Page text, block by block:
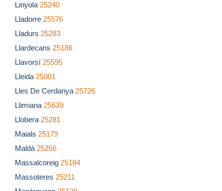
Linyola 25240
Lladorre 25576
Lladurs 25283
Llardecans 25186
Llavorsí 25595
Lleida 25001
Lles De Cerdanya 25726
Llimiana 25639
Llobera 25281
Maials 25179
Maldà 25266
Massalcoreig 25184
Massoteres 25211